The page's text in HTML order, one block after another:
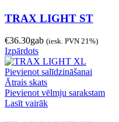
TRAX LIGHT ST
€36.30gab (iesk. PVN 21%)
Izpārdots
Pievienot salīdzināšanai
Ātrais skats
Pievienot vēlmju sarakstam
Lasīt vairāk